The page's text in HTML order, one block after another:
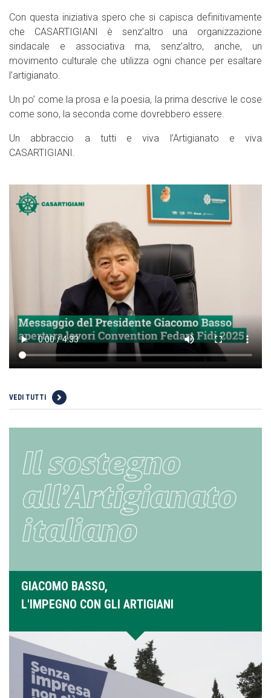
Con questa iniziativa spero che si capisca definitivamente
che CASARTIGIANI è senz’altro una organizzazione
sindacale e associativa ma, senz’altro, anche, un
movimento culturale che utilizza ogni chance per esaltare
l’artigianato.
Un po’ come la prosa e la poesia, la prima descrive le cose
come sono, la seconda come dovrebbero essere.
Un abbraccio a tutti e viva l’Artigianato e viva
CASARTIGIANI.
VEDI TUTTI
GIACOMO BASSO,
L'IMPEGNO CON GLI ARTIGIANI